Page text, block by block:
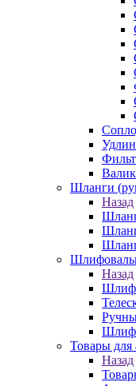
Шланги
Назад
Назад
Товары для
Назад